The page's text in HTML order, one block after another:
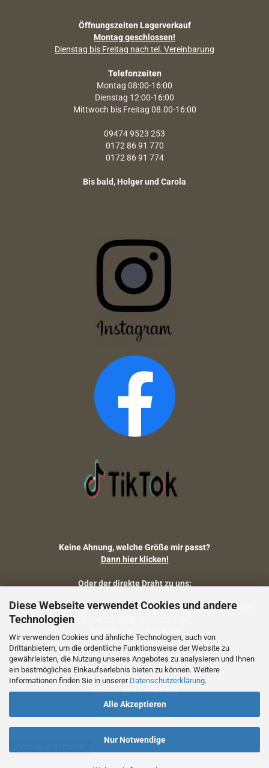
Diese Webseite verwendet Cookies und andere
Technologien
Wir verwenden Cookies und ähnliche Technologien, auch von
Drittanbietern, um die ordentliche Funktionsweise der Website zu
gewährleisten, die Nutzung unseres Angebotes zu analysieren und Ihnen
ein bestmögliches Einkaufserlebnis bieten zu können. Weitere
Informationen finden Sie in unserer Datenschutzerklärung.
Alle Akzeptieren
Nur Notwendige
Öffnungszeiten Lagerverkauf
Montag geschlossen!
Dienstag bis Freitag nach tel. Vereinbarung
Telefonzeiten
Montag 08:00-16:00
Dienstag 12:00-16:00
Mittwoch bis Freitag 08.00-16:00
09474 9523 253
0172 86 91 770
0172 86 91 774
Bis bald, Holger und Carola
Keine Ahnung, welche Größe mir passt?
Dann hier klicken!
Oder der direkte Draht zu uns:
Fragen zu Artikelmaßen, Warenbestand, Lieferstatus, Versand?
Telefon: 09474-9523253
Fragen zum Artikel (Größenberatung etc.)
email: holger@camostore.de
Telefon: 09474-9523253
Telefon: 0172-8691770